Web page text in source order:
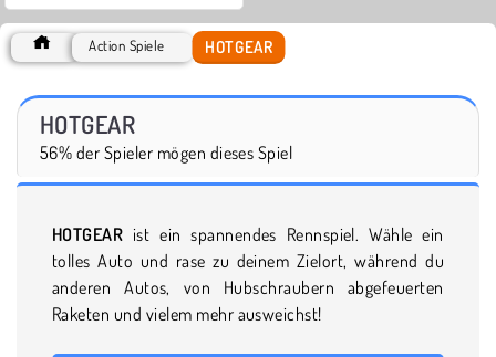
Action Spiele HOTGEAR
HOTGEAR
56% der Spieler mögen dieses Spiel
HOTGEAR ist ein spannendes Rennspiel. Wähle ein
tolles Auto und rase zu deinem Zielort, während du
anderen Autos, von Hubschraubern abgefeuerten
Raketen und vielem mehr ausweichst!